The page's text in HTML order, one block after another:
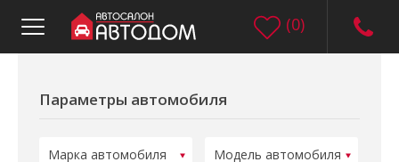
(0)
Параметры автомобиля